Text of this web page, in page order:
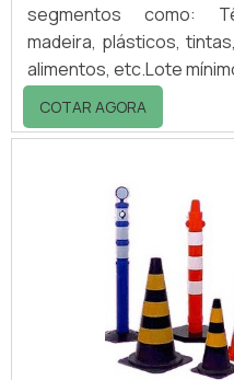
segmentos como:
madeira, plásticos,
alimentos, etc.Lote
20kgCabine de Luz
CoresAs cores
avaliação de cores
condições de iluminação
o melhor controle de
forma precisa a cor
condições e reduzi.
COTAR AGORA